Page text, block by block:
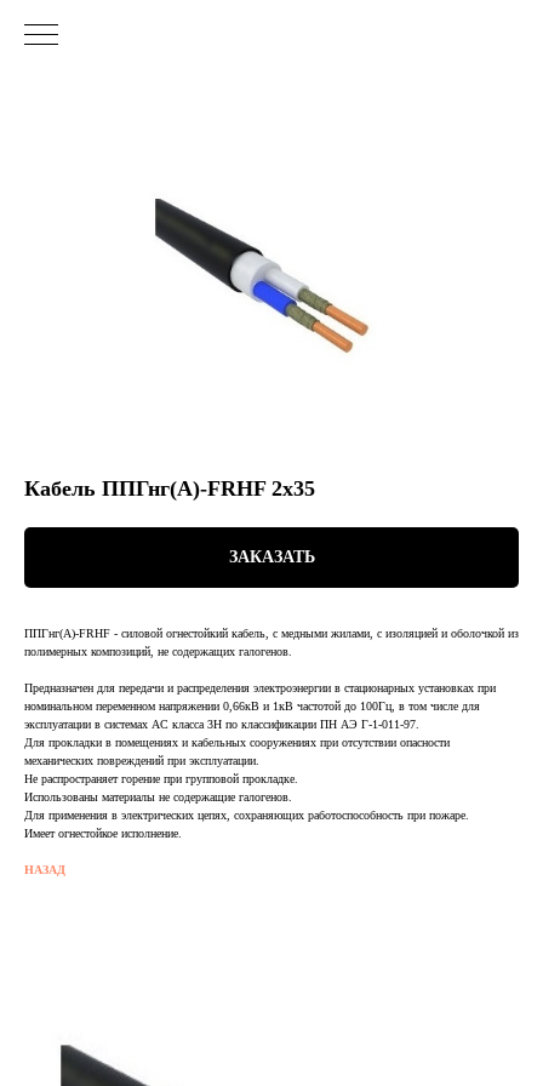
Кабель ППГнг(А)-FRHF 2х35
ЗАКАЗАТЬ
ППГнг(А)-FRHF - силовой огнестойкий кабель, с медными жилами, с изоляцией и оболочкой из
полимерных композиций, не содержащих галогенов.
Предназначен для передачи и распределения электроэнергии в стационарных установках при
номинальном переменном напряжении 0,66кВ и 1кВ частотой до 100Гц, в том числе для
эксплуатации в системах АС класса 3Н по классификации ПН АЭ Г-1-011-97.
Для прокладки в помещениях и кабельных сооружениях при отсутствии опасности
механических повреждений при эксплуатации.
Не распространяет горение при групповой прокладке.
Использованы материалы не содержащие галогенов.
Для применения в электрических цепях, сохраняющих работоспособность при пожаре.
Имеет огнестойкое исполнение.
НАЗАД